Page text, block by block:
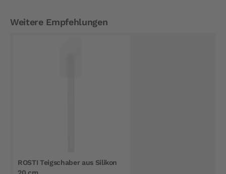
Weitere Empfehlungen
ROSTI Teigschaber aus Silikon